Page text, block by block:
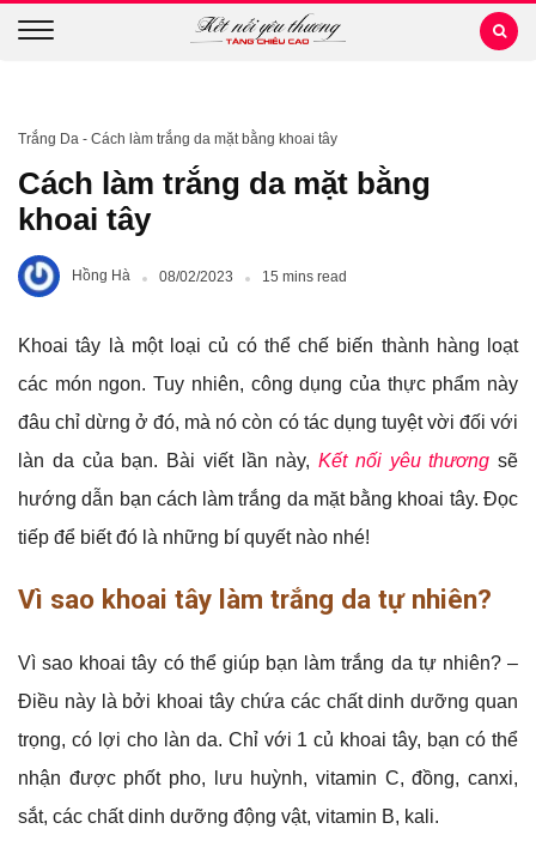
Trắng Da - Cách làm trắng da mặt bằng khoai tây
Cách làm trắng da mặt bằng
khoai tây
Hồng Hà 08/02/2023 15 mins read
Khoai tây là một loại củ có thể chế biến thành hàng loạt
các món ngon. Tuy nhiên, công dụng của thực phẩm này
đâu chỉ dừng ở đó, mà nó còn có tác dụng tuyệt vời đối với
làn da của bạn. Bài viết lần này, Kết nối yêu thương sẽ
hướng dẫn bạn cách làm trắng da mặt bằng khoai tây. Đọc
tiếp để biết đó là những bí quyết nào nhé!
Vì sao khoai tây làm trắng da tự nhiên?
Vì sao khoai tây có thể giúp bạn làm trắng da tự nhiên? –
Điều này là bởi khoai tây chứa các chất dinh dưỡng quan
trọng, có lợi cho làn da. Chỉ với 1 củ khoai tây, bạn có thể
nhận được phốt pho, lưu huỳnh, vitamin C, đồng, canxi,
sắt, các chất dinh dưỡng động vật, vitamin B, kali.